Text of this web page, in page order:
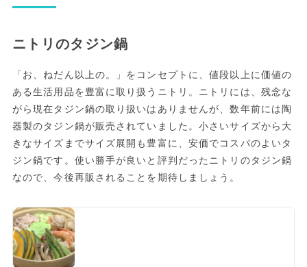
ニトリのタジン鍋
「お、ねだん以上の。」をコンセプトに、値段以上に価値の
ある生活用品を豊富に取り扱うニトリ。ニトリには、残念な
がら現在タジン鍋の取り扱いはありませんが、数年前には陶
器製のタジン鍋が販売されていました。小さいサイズから大
きなサイズまでサイズ展開も豊富に、安価でコスパのよいタ
ジン鍋です。使い勝手が良いと評判だったニトリのタジン鍋
なので、今後再販されることを期待しましょう。